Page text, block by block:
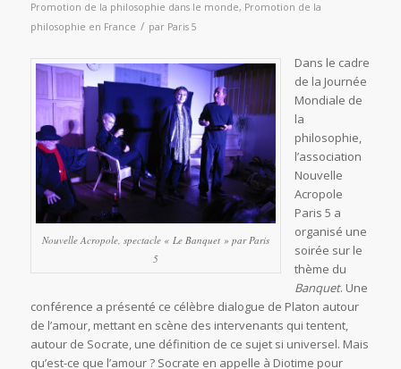
Promotion de la philosophie dans le monde, Promotion de la
philosophie en France / par Paris 5
Nouvelle Acropole, spectacle « Le Banquet » par Paris
5
Dans le cadre
de la Journée
Mondiale de
la
philosophie,
l’association
Nouvelle
Acropole
Paris 5 a
organisé une
soirée sur le
thème du
Banquet. Une
conférence a présenté ce célèbre dialogue de Platon autour
de l’amour, mettant en scène des intervenants qui tentent,
autour de Socrate, une définition de ce sujet si universel. Mais
qu’est-ce que l’amour ? Socrate en appelle à Diotime pour